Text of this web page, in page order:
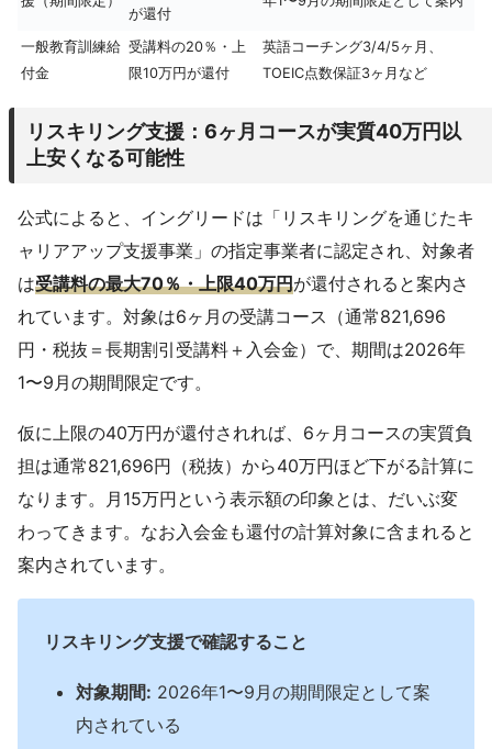
が還付
一般教育訓練給
付金
受講料の20％・上
限10万円が還付
英語コーチング3/4/5ヶ月、
TOEIC点数保証3ヶ月など
リスキリング支援：6ヶ月コースが実質40万円以
上安くなる可能性
公式によると、イングリードは「リスキリングを通じたキ
ャリアアップ支援事業」の指定事業者に認定され、対象者
は受講料の最大70％・上限40万円が還付されると案内さ
れています。対象は6ヶ月の受講コース（通常821,696
円・税抜＝長期割引受講料＋入会金）で、期間は2026年
1〜9月の期間限定です。
仮に上限の40万円が還付されれば、6ヶ月コースの実質負
担は通常821,696円（税抜）から40万円ほど下がる計算に
なります。月15万円という表示額の印象とは、だいぶ変
わってきます。なお入会金も還付の計算対象に含まれると
案内されています。
リスキリング支援で確認すること
対象期間: 2026年1〜9月の期間限定として案
内されている